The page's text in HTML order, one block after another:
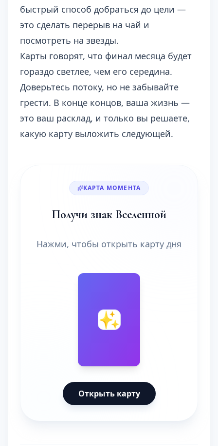
быстрый способ добраться до цели —
это сделать перерыв на чай и
посмотреть на звезды.
Карты говорят, что финал месяца будет
гораздо светлее, чем его середина.
Доверьтесь потоку, но не забывайте
грести. В конце концов, ваша жизнь —
это ваш расклад, и только вы решаете,
какую карту выложить следующей.
КАРТА МОМЕНТА
Получи знак Вселенной
Нажми, чтобы открыть карту дня
🔮
✨
Открыть карту